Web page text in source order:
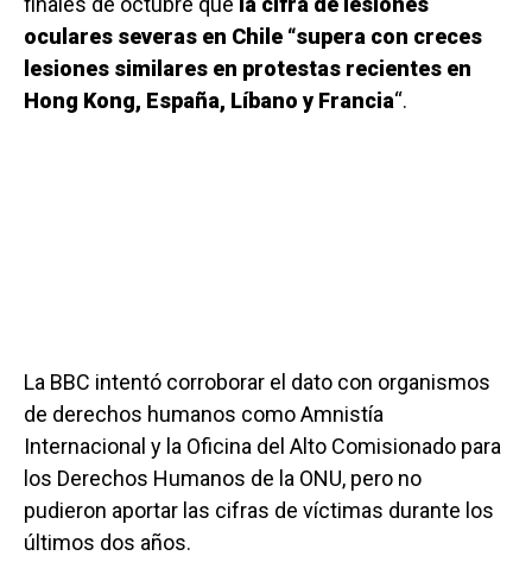
oculares severas en Chile “supera con creces
lesiones similares en protestas recientes en
Hong Kong, España, Líbano y Francia“.
La BBC intentó corroborar el dato con organismos
de derechos humanos como Amnistía
Internacional y la Oficina del Alto Comisionado para
los Derechos Humanos de la ONU, pero no
pudieron aportar las cifras de víctimas durante los
últimos dos años.